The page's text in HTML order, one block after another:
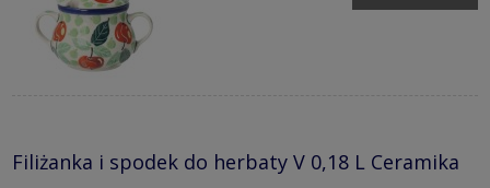
Filiżanka i spodek do herbaty V 0,18 L Ceramika